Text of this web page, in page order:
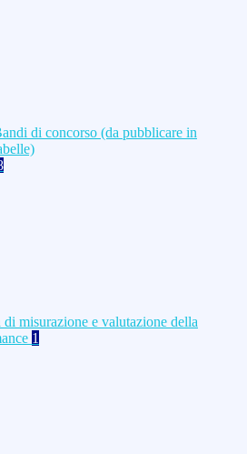
di concorso (da pubblicare in
di misurazione e valutazione della
1